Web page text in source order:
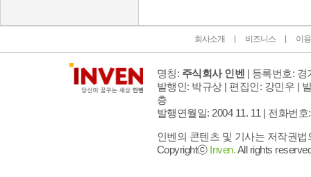
회사소개 비즈니스 이
명칭: 주식회사 인벤 | 등록번호: 경
발행인: 박규상 | 편집인: 강민우 |
층
발행연월일: 2004 11. 11 | 전화번호
인벤의 콘텐츠 및 기사는 저작권
Copyrightⓒ Inven.All rights